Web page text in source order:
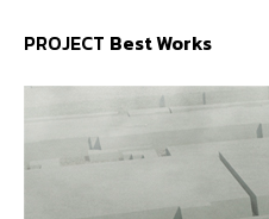
PROJECT Best Works